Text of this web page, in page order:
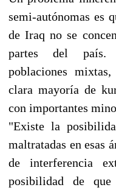
semi-autónomas es
de Iraq no se
partes del país.
poblaciones
clara mayoría de
con importantes
"Existe la
maltratadas en esas
de interferencia
posibilidad de